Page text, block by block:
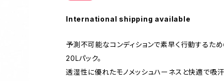
International shipping available
予測不可能なコンディションで素早く行動するた
20Lパック。
透湿性に優れたモノメッシュハーネスと快適で吸